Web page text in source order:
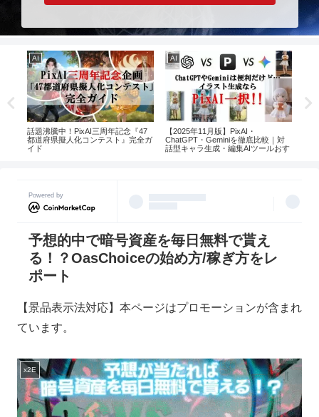
AI
話題沸騰中！PixAI三周年記念『47
都道府県擬人化コンテスト』完全ガ
イド
AI
【2025年11月版】PixAI・
ChatGPT・Geminiを徹底比較｜対
話型キャラ生成・編集AIツールおす
Powered by
予想的中で暗号資産を毎日無料で貰え
る！？OasChoiceの始め方/稼ぎ方をレ
ポート
【景品表示法対応】本ページはプロモーションが含まれ
ています。
x2E